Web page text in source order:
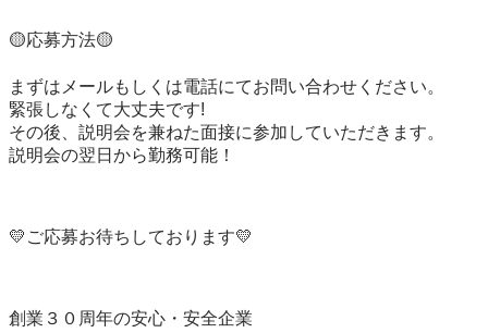
🟡応募方法🟡
まずはメールもしくは電話にてお問い合わせください。
緊張しなくて大丈夫です!
その後、説明会を兼ねた面接に参加していただきます。
説明会の翌日から勤務可能！
💛ご応募お待ちしております💛
創業３０周年の安心・安全企業